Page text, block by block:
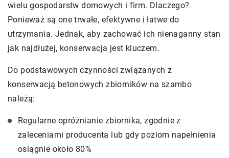
wielu gospodarstw domowych i firm. Dlaczego?
Ponieważ są one trwałe, efektywne i łatwe do
utrzymania. Jednak, aby zachować ich nienaganny stan
jak najdłużej, konserwacja jest kluczem.
Do podstawowych czynności związanych z
konserwacją betonowych zbiorników na szambo
należą:
Regularne opróżnianie zbiornika, zgodnie z
zaleceniami producenta lub gdy poziom napełnienia
osiągnie około 80%